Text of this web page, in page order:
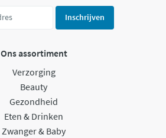
Inschrijven
Ons assortiment
Verzorging
Beauty
Gezondheid
Eten & Drinken
Zwanger & Baby